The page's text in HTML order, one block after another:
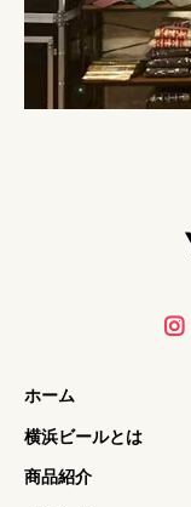
ホーム
横浜ビールとは
商品紹介